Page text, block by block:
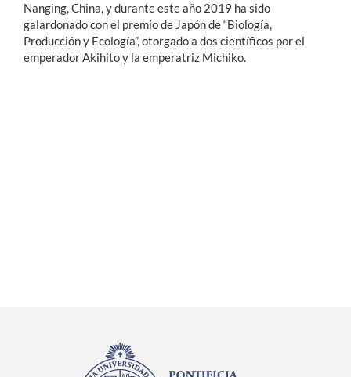
Nanging, China, y durante este año 2019 ha sido
galardonado con el premio de Japón de “Biología,
Producción y Ecología”, otorgado a dos científicos por el
emperador Akihito y la emperatriz Michiko.